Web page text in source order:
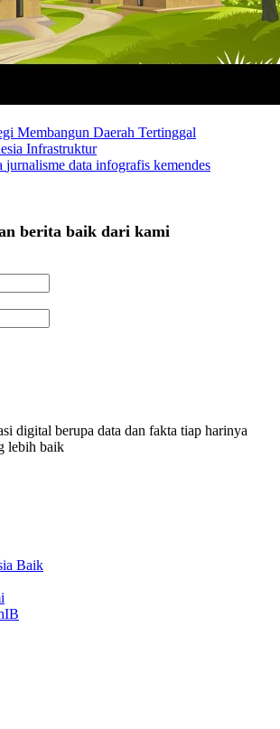
Membangun Daerah Tertinggal
Infrastruktur
jurnalisme data infografis kemendes
berita baik dari kami
digital berupa data dan fakta tiap harinya
lebih baik
Baik